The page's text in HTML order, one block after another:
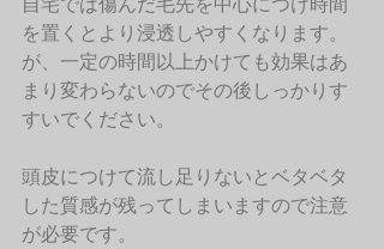
を置くとより浸透しやすくなります。
が、一定の時間以上かけても効果はあ
まり変わらないのでその後しっかりす
すいでください。
頭皮につけて流し足りないとベタベタ
した質感が残ってしまいますので注意
が必要です。